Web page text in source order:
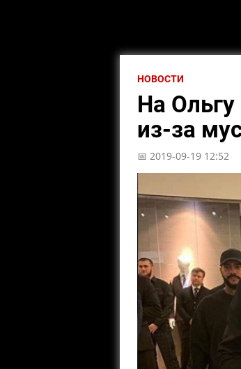
НОВОСТИ
На
из-за
📅 2019-09-19 12:52